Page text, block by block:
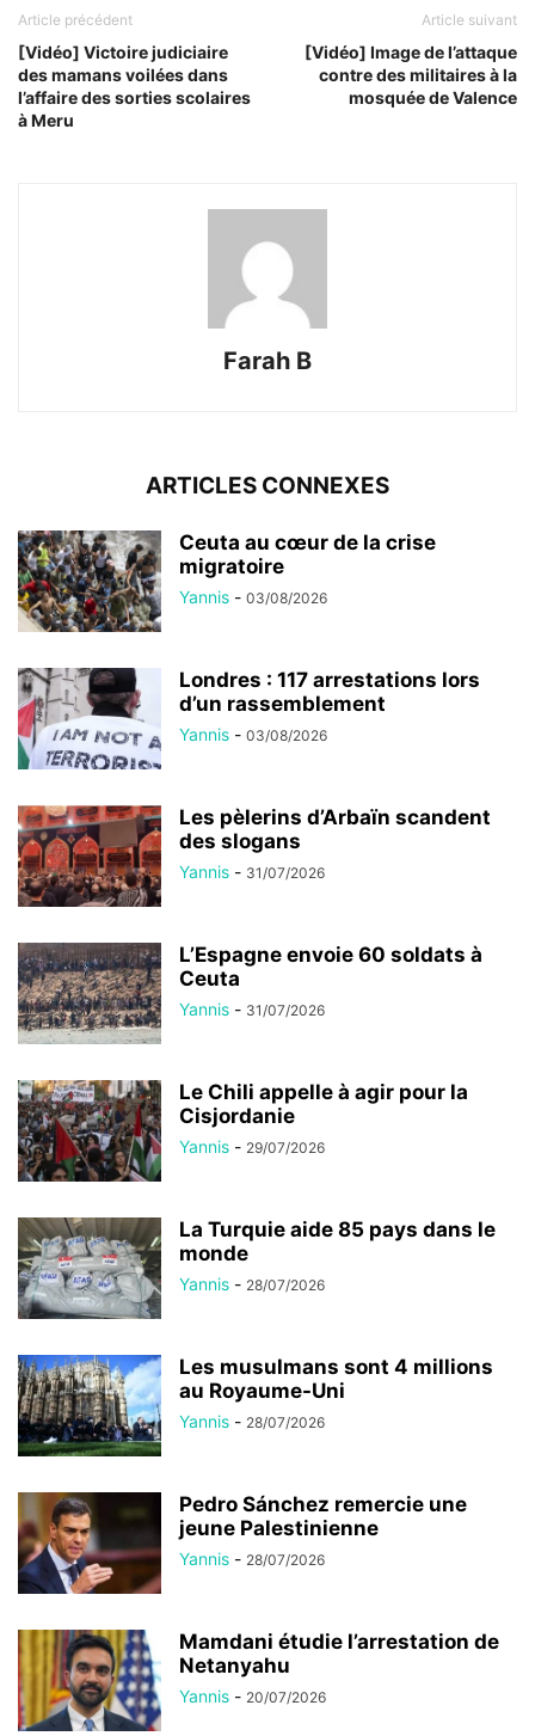
Article précédent
[Vidéo] Victoire judiciaire
des mamans voilées dans
l’affaire des sorties scolaires
à Meru
Article suivant
[Vidéo] Image de l’attaque
contre des militaires à la
mosquée de Valence
Farah B
ARTICLES CONNEXES
Ceuta au cœur de la crise
migratoire
Yannis - 03/08/2026
Londres : 117 arrestations lors
d’un rassemblement
Yannis - 03/08/2026
Les pèlerins d’Arbaïn scandent
des slogans
Yannis - 31/07/2026
L’Espagne envoie 60 soldats à
Ceuta
Yannis - 31/07/2026
Le Chili appelle à agir pour la
Cisjordanie
Yannis - 29/07/2026
La Turquie aide 85 pays dans le
monde
Yannis - 28/07/2026
Les musulmans sont 4 millions
au Royaume-Uni
Yannis - 28/07/2026
Pedro Sánchez remercie une
jeune Palestinienne
Yannis - 28/07/2026
Mamdani étudie l’arrestation de
Netanyahu
Yannis - 20/07/2026